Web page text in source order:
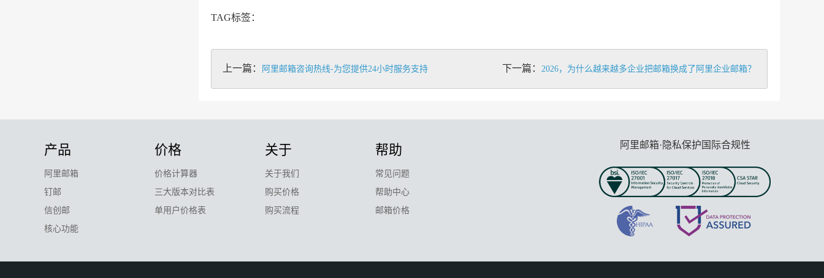
TAG标签：
上一篇： 阿里邮箱咨询热线-为您提供24小时服务支持 下一篇： 2026，为什么越来越多企业把邮箱换成了阿里企业邮箱？
产品
阿里邮箱
钉邮
信创邮
核心功能
价格
价格计算器
三大版本对比表
单用户价格表
关于
关于我们
购买价格
购买流程
帮助
常见问题
帮助中心
邮箱价格
阿里邮箱·隐私保护国际合规性